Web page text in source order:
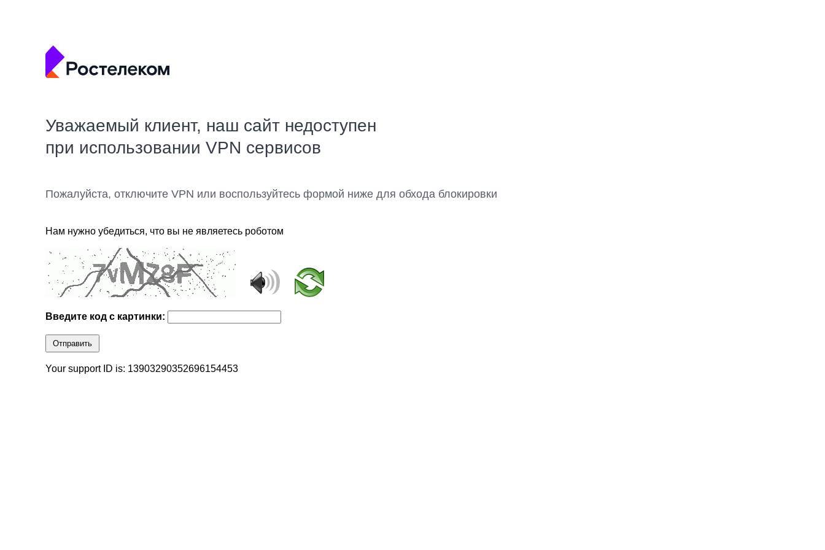
Уважаемый клиент, наш сайт недоступен
при использовании VPN сервисов
Пожалуйста, отключите VPN или воспользуйтесь формой ниже для обхода блокировки
Нам нужно убедиться, что вы не являетесь роботом
Введите код с картинки:
Отправить
Your support ID is: 13903290352696154453